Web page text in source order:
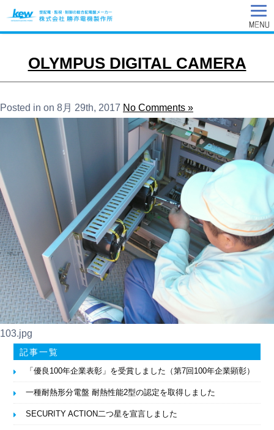
OLYMPUS DIGITAL CAMERA
Posted in on 8月 29th, 2017 No Comments »
103.jpg
記事一覧
「優良100年企業表彰」を受賞しました（第7回100年企業顕彰）
一種耐熱形分電盤 耐熱性能2型の認定を取得しました
SECURITY ACTION二つ星を宣言しました